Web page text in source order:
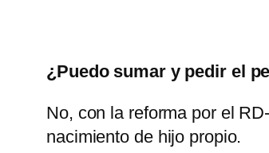
¿Puedo sumar y pedir el
No, con la reforma por el
nacimiento de hijo propio.